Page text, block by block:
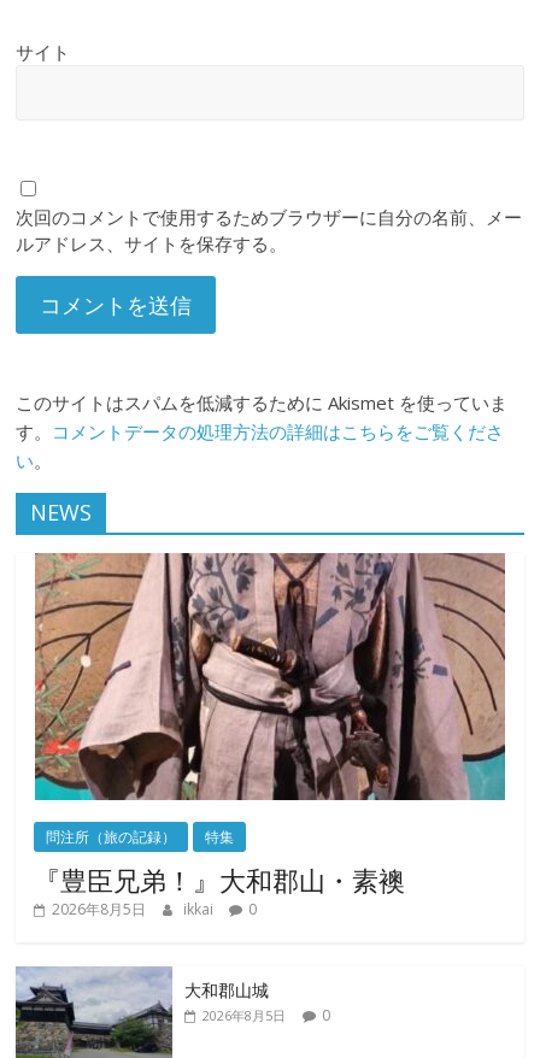
サイト
次回のコメントで使用するためブラウザーに自分の名前、メー
ルアドレス、サイトを保存する。
このサイトはスパムを低減するために Akismet を使っていま
す。 コメントデータの処理方法の詳細はこちらをご覧くださ
い。
NEWS
問注所（旅の記録） 特集
『豊臣兄弟！』大和郡山・素襖
2026年8月5日 ikkai 0
大和郡山城
2026年8月5日 0